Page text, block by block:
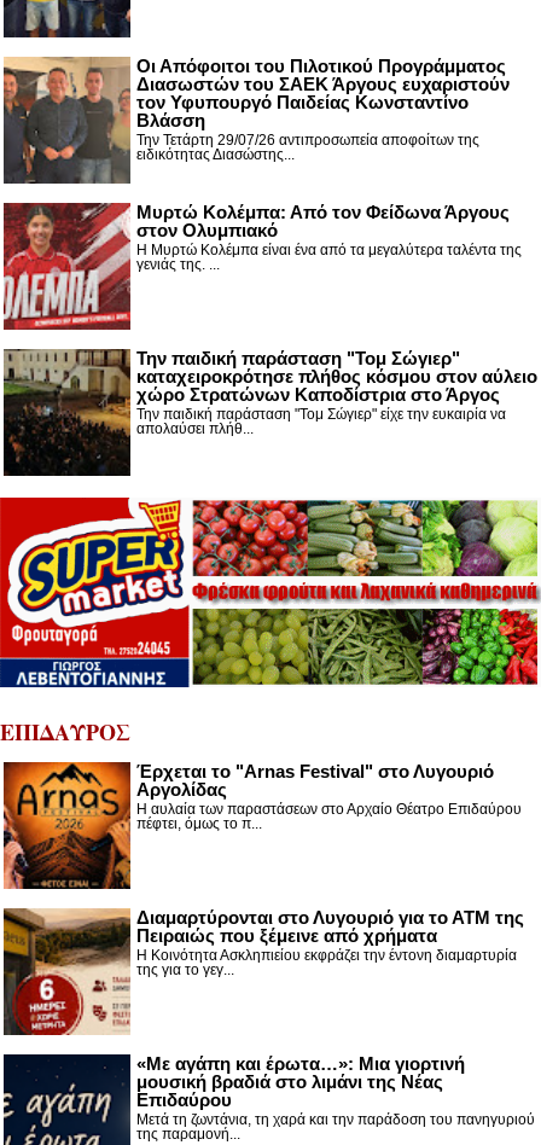
Οι Απόφοιτοι του Πιλοτικού Προγράμματος
Διασωστών του ΣΑΕΚ Άργους ευχαριστούν
τον Υφυπουργό Παιδείας Κωνσταντίνο
Βλάσση
Την Τετάρτη 29/07/26 αντιπροσωπεία αποφοίτων της
ειδικότητας Διασώστης...
Μυρτώ Κολέμπα: Από τον Φείδωνα Άργους
στον Ολυμπιακό
Η Μυρτώ Κολέμπα είναι ένα από τα μεγαλύτερα ταλέντα της
γενιάς της. ...
Την παιδική παράσταση "Τομ Σώγιερ"
καταχειροκρότησε πλήθος κόσμου στον αύλειο
χώρο Στρατώνων Καποδίστρια στο Άργος
Την παιδική παράσταση "Τομ Σώγιερ" είχε την ευκαιρία να
απολαύσει πλήθ...
ΕΠΙΔΑΥΡΟΣ
Έρχεται το "Arnas Festival" στο Λυγουριό
Αργολίδας
Η αυλαία των παραστάσεων στο Αρχαίο Θέατρο Επιδαύρου
πέφτει, όμως το π...
Διαμαρτύρονται στο Λυγουριό για το ΑΤΜ της
Πειραιώς που ξέμεινε από χρήματα
Η Κοινότητα Ασκληπιείου εκφράζει την έντονη διαμαρτυρία
της για το γεγ...
«Με αγάπη και έρωτα…»: Μια γιορτινή
μουσική βραδιά στο λιμάνι της Νέας
Επιδαύρου
Μετά τη ζωντάνια, τη χαρά και την παράδοση του πανηγυριού
της παραμονή...